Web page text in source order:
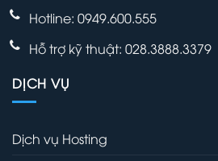
Hotline: 0949.600.555
Hỗ trợ kỹ thuật: 028.3888.3379
DỊCH VỤ
Dịch vụ Hosting